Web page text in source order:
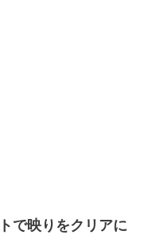
で映りをクリアに